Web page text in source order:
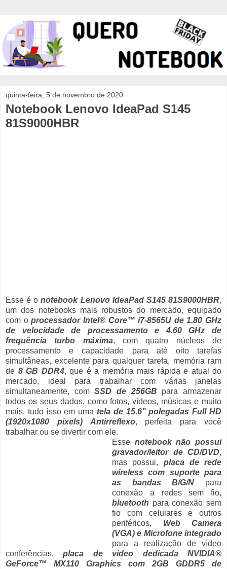
quinta-feira, 5 de novembro de 2020
Notebook Lenovo IdeaPad S145
81S9000HBR
Esse é onotebook Lenovo IdeaPad S145 81S9000HBR,
um dos notebooks mais robustos do mercado, equipado
com oprocessador Intel® Core™ i7-8565U de 1.80 GHz
de velocidade de processamento e 4.60 GHz de
frequência turbo máxima, com quatro núcleos de
processamento e capacidade para até oito tarefas
simultâneas, excelente para qualquer tarefa, memória ram
de 8 GB DDR4, que é a memória mais rápida e atual do
mercado, ideal para trabalhar com várias janelas
simultaneamente, comSSD de 256GB para armazenar
todos os seus dados, como fotos, vídeos, músicas e muito
mais, tudo isso em uma tela de 15.6" polegadas Full HD
(1920x1080 pixels) Antirreflexo, perfeita para você
trabalhar ou se divertir com ele.
Esse notebook não possui
gravador/leitor de CD/DVD,
mas possui, placa de rede
wireless com suporte para
as bandas B/G/N para
conexão a redes sem fio,
bluetooth para conexão sem
fio com celulares e outros
periféricos, Web Camera
(VGA) e Microfone integrado
para a realização de vídeo
conferências,placa de vídeo dedicada NVIDIA®
GeForce™ MX110 Graphics com 2GB GDDR5 de